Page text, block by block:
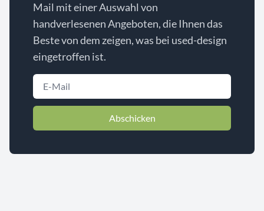
Mail mit einer Auswahl von
handverlesenen Angeboten, die Ihnen das
Beste von dem zeigen, was bei used-design
eingetroffen ist.
Abschicken